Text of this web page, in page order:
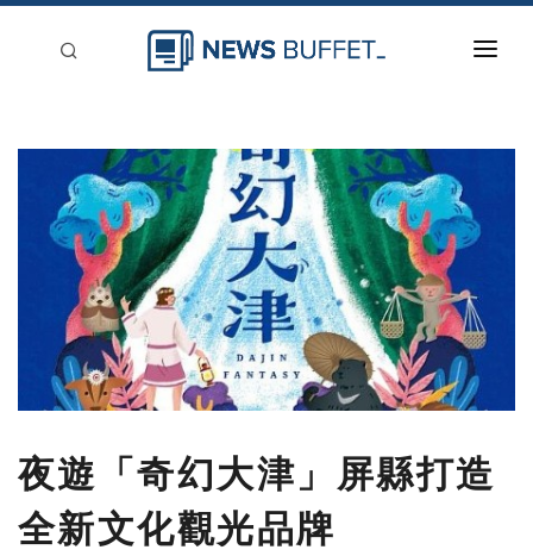
新聞稿分類
登入
刊登
夜遊「奇幻大津」屏縣打造
全新文化觀光品牌